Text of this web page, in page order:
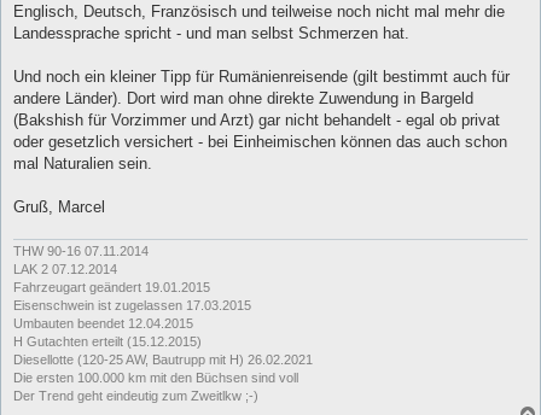
Englisch, Deutsch, Französisch und teilweise noch nicht mal mehr die
Landessprache spricht - und man selbst Schmerzen hat.
Und noch ein kleiner Tipp für Rumänienreisende (gilt bestimmt auch für
andere Länder). Dort wird man ohne direkte Zuwendung in Bargeld
(Bakshish für Vorzimmer und Arzt) gar nicht behandelt - egal ob privat
oder gesetzlich versichert - bei Einheimischen können das auch schon
mal Naturalien sein.
Gruß, Marcel
THW 90-16 07.11.2014
LAK 2 07.12.2014
Fahrzeugart geändert 19.01.2015
Eisenschwein ist zugelassen 17.03.2015
Umbauten beendet 12.04.2015
H Gutachten erteilt (15.12.2015)
Diesellotte (120-25 AW, Bautrupp mit H) 26.02.2021
Die ersten 100.000 km mit den Büchsen sind voll
Der Trend geht eindeutig zum Zweitlkw ;-)